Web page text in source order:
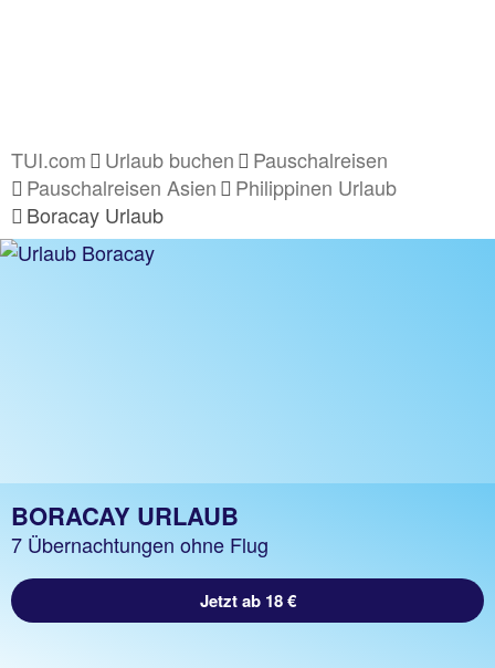
TUI.com Urlaub buchen
Pauschalreisen
Pauschalreisen Asien
Philippinen Urlaub
Boracay Urlaub
BORACAY URLAUB
7 Übernachtungen ohne Flug
Jetzt ab 18 €